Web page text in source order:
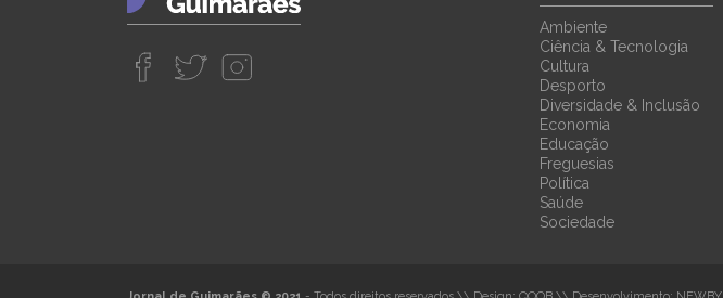
Ambiente
Ciência & Tecnologia
Cultura
Desporto
Diversidade & Inclusão
Economia
Educação
Freguesias
Política
Saúde
Sociedade